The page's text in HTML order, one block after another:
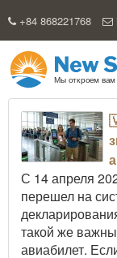
+84 868221768
С 14 апреля
перешел на
такой же
авиабилет.